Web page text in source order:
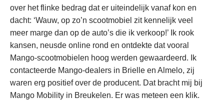
over het flinke bedrag dat er uiteindelijk vanaf kon en
dacht: ‘Wauw, op zo’n scootmobiel zit kennelijk veel
meer marge dan op de auto’s die ik verkoop!’ Ik rook
kansen, neusde online rond en ontdekte dat vooral
Mango-scootmobielen hoog werden gewaardeerd. Ik
contacteerde Mango-dealers in Brielle en Almelo, zij
waren erg positief over de producent. Dat bracht mij bij
Mango Mobility in Breukelen. Er was meteen een klik.